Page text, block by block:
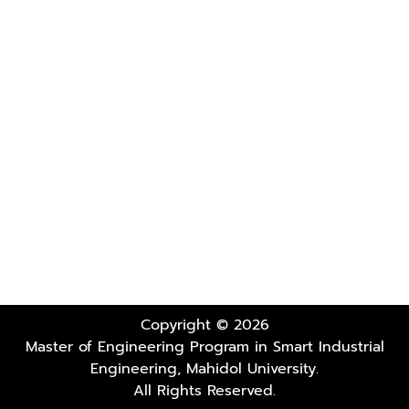
Copyright © 2026
Master of Engineering Program in Smart Industrial
Engineering, Mahidol University.
All Rights Reserved.